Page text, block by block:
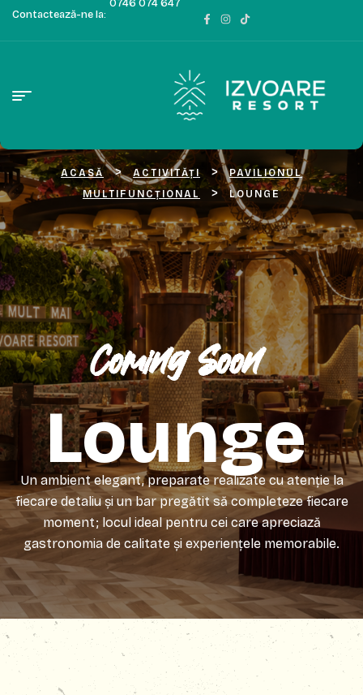
Contactează-ne la:
0746 074 647
ACASĂ > ACTIVITĂȚI >
PAVILIONUL
MULTIFUNCȚIONAL
> LOUNGE
Coming Soon
Lounge
Un ambient elegant, preparate realizate cu atenție la
fiecare detaliu și un bar pregătit să completeze fiecare
moment; locul ideal pentru cei care apreciază
gastronomia de calitate și experiențele memorabile.